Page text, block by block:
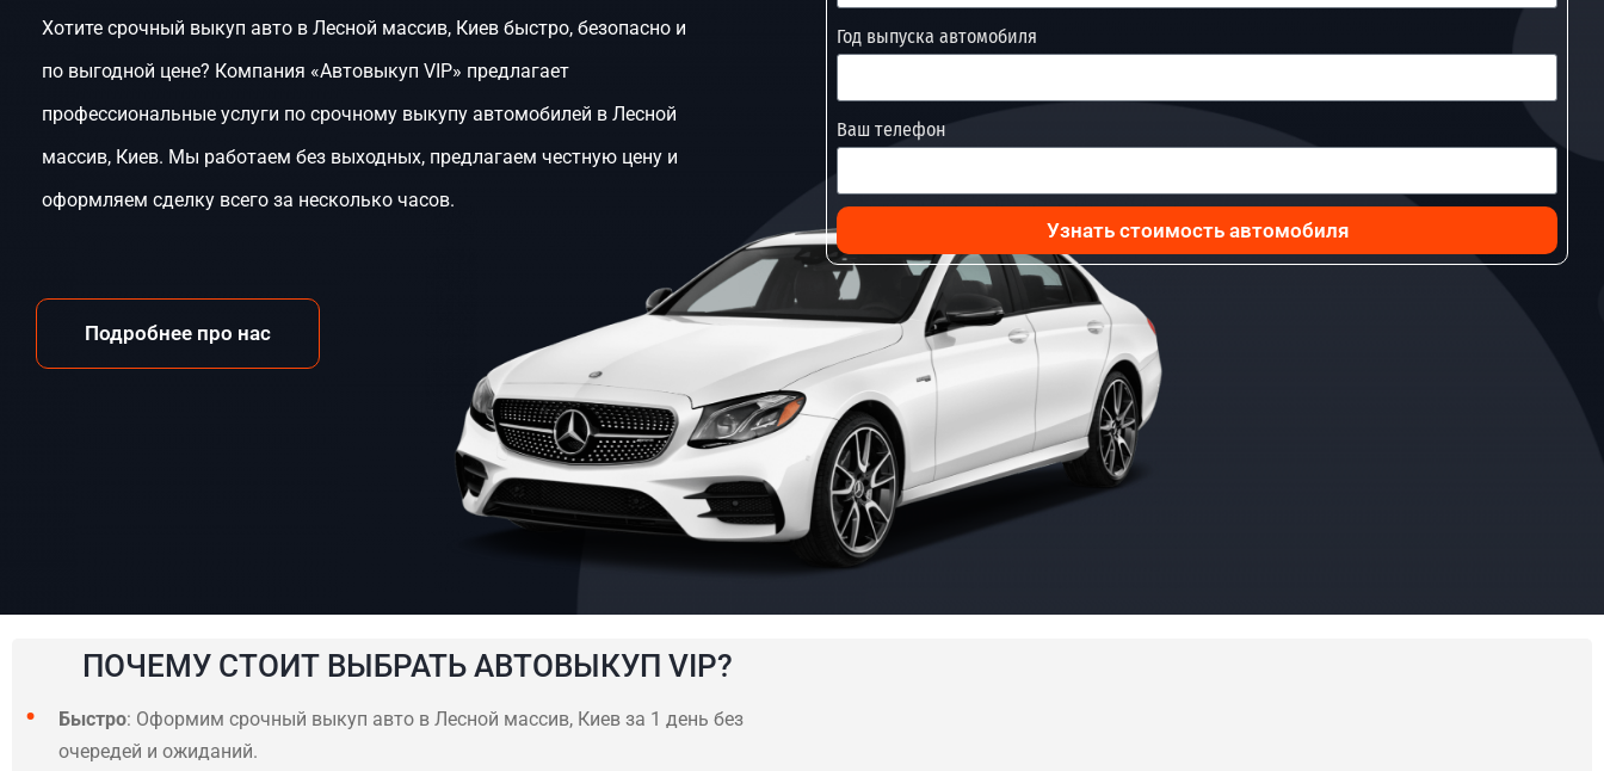
Хотите срочный выкуп авто в Лесной массив, Киев быстро, безопасно и
по выгодной цене? Компания «Автовыкуп VIP» предлагает
профессиональные услуги по срочному выкупу автомобилей в Лесной
массив, Киев. Мы работаем без выходных, предлагаем честную цену и
оформляем сделку всего за несколько часов.
Подробнее про нас
Год выпуска автомобиля
Ваш телефон
Узнать стоимость автомобиля
ПОЧЕМУ СТОИТ ВЫБРАТЬ АВТОВЫКУП VIP?
Быстро: Оформим срочный выкуп авто в Лесной массив, Киев за 1 день без
очередей и ожиданий.